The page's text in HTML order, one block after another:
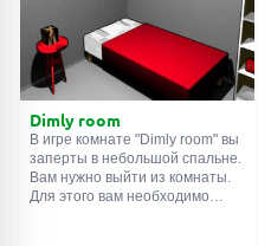
Dimly room
В игре комнате "Dimly room" вы
заперты в небольшой спальне.
Вам нужно выйти из комнаты.
Для этого вам необходимо